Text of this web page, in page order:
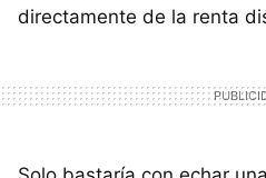
directamente de la renta